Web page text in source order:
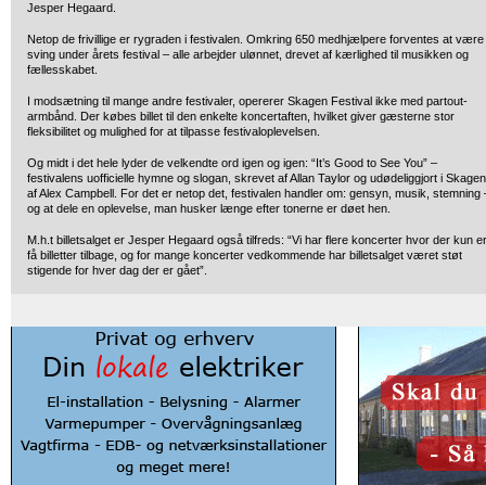
Jesper Hegaard.
Netop de frivillige er rygraden i festivalen. Omkring 650 medhjælpere forventes at være
sving under årets festival – alle arbejder ulønnet, drevet af kærlighed til musikken og
fællesskabet.
I modsætning til mange andre festivaler, opererer Skagen Festival ikke med partout-
armbånd. Der købes billet til den enkelte koncertaften, hvilket giver gæsterne stor
fleksibilitet og mulighed for at tilpasse festivaloplevelsen.
Og midt i det hele lyder de velkendte ord igen og igen: “It’s Good to See You” –
festivalens uofficielle hymne og slogan, skrevet af Allan Taylor og udødeliggjort i Skagen
af Alex Campbell. For det er netop det, festivalen handler om: gensyn, musik, stemning
og at dele en oplevelse, man husker længe efter tonerne er døet hen.
M.h.t billetsalget er Jesper Hegaard også tilfreds: “Vi har flere koncerter hvor der kun er
få billetter tilbage, og for mange koncerter vedkommende har billetsalget været støt
stigende for hver dag der er gået”.